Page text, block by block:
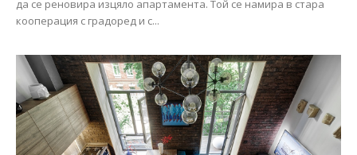
да се реновира изцяло апартамента. Той се намира в стара
кооперация с градоред и с...